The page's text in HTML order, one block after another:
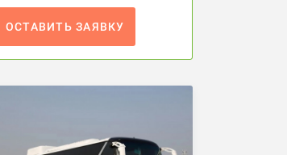
ОСТАВИТЬ ЗАЯВКУ